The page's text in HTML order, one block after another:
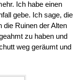
Ich habe einen
gebe. Ich sage, die
die Ruinen der Alten
zu haben und
weg geräumt und